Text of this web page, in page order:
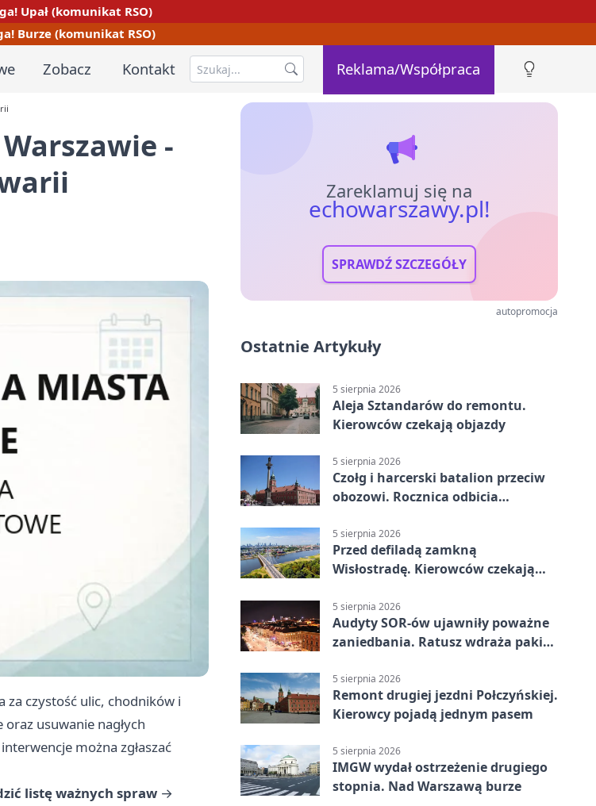
Upał (komunikat RSO)
Burze (komunikat RSO)
Zobacz Kontakt Reklama/Współpraca
-
za czystość ulic, chodników i
usuwanie nagłych
można zgłaszać
listę ważnych spraw →
Zareklamuj się na
echowarszawy.pl!
SPRAWDŹ SZCZEGÓŁY
autopromocja
Ostatnie Artykuły
5 sierpnia 2026
Aleja Sztandarów do remontu.
Kierowców czekają objazdy
5 sierpnia 2026
Czołg i harcerski batalion przeciw
obozowi. Rocznica odbicia
5 sierpnia 2026
Przed defiladą zamkną
Wisłostradę. Kierowców czekają
5 sierpnia 2026
Audyty SOR-ów ujawniły poważne
zaniedbania. Ratusz wdraża pakiet
5 sierpnia 2026
Remont drugiej jezdni Połczyńskiej.
Kierowcy pojadą jednym pasem
5 sierpnia 2026
IMGW wydał ostrzeżenie drugiego
stopnia. Nad Warszawą burze